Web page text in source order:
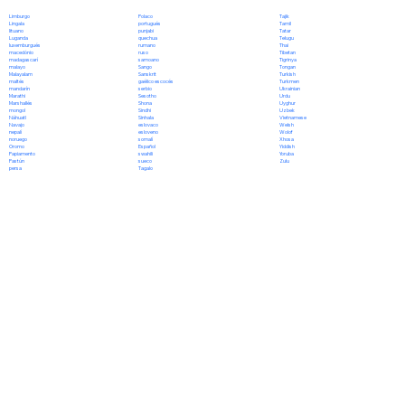
Limburgo
Lingala
lituano
Luganda
luxemburgués
macedónio
madagascarí
malayo
Malayalam
maltés
mandarín
Marathi
Marshallés
mongol
Náhuatl
Navajo
nepalí
noruego
Oromo
Papiamento
Pastún
persa
Polaco
portugués
punjabi
quechua
rumano
ruso
samoano
Sango
Sanskrit
gaélico escocés
serbio
Sesotho
Shona
Sindhi
Sinhala
eslovaco
esloveno
somalí
Español
swahili
sueco
Tagalo
Tajik
Tamil
Tatar
Telugu
Thai
Tibetan
Tigrinya
Tongan
Turkish
Turkmen
Ukrainian
Urdu
Uyghur
Uzbek
Vietnamese
Welsh
Wolof
Xhosa
Yiddish
Yoruba
Zulu